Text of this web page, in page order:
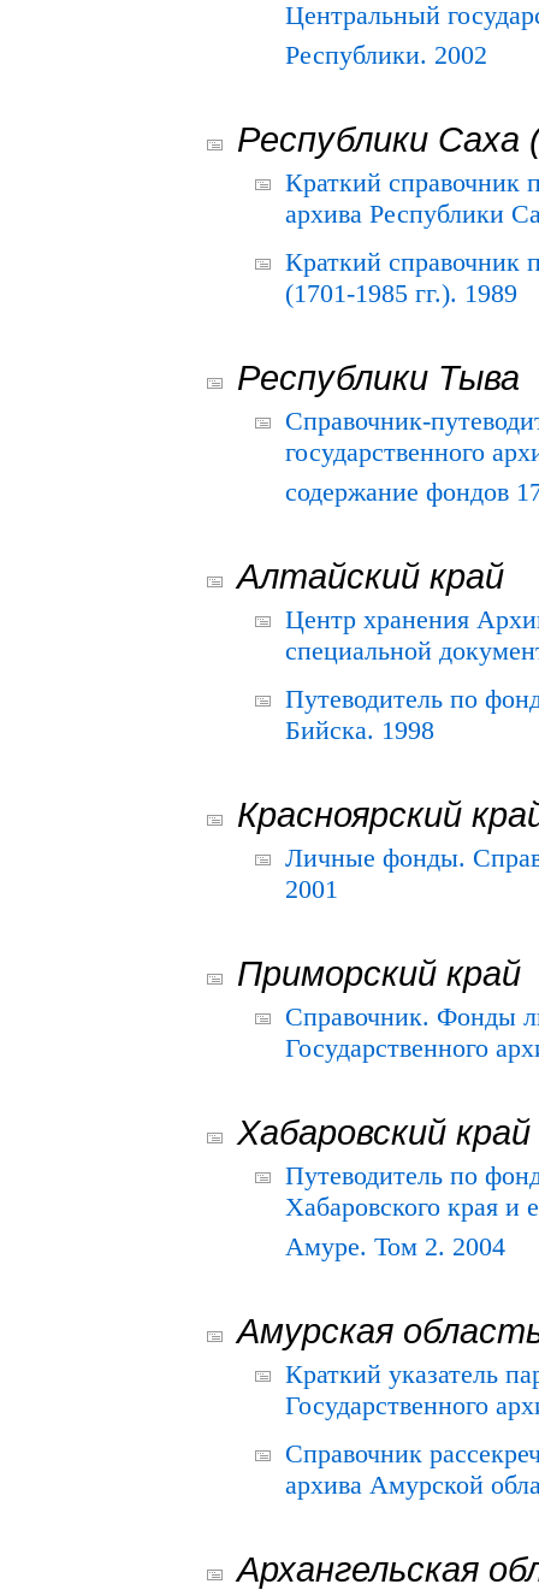
Центральный
Республики. 2002
Республики Саха
Краткий справочник
архива Республики
Краткий
(1701-1985 гг.). 1989
Республики Тыва
Справочник-
государственного
содержание фондов
Алтайский край
Центр хранения
специальной
Путеводитель по
Бийска. 1998
Красноярский
Личные фонды.
2001
Приморский край
Справочник. Фонды
Государственного
Хабаровский край
Путеводитель по
Хабаровского края и
Амуре. Том 2. 2004
Амурская
Краткий указатель
Государственного
Справочник
архива Амурской
Архангельская